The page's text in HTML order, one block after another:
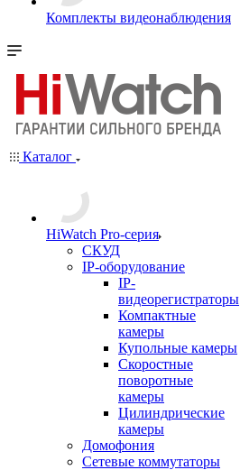
Комплекты видеонаблюдения
Каталог
HiWatch Pro-серия
CКУД
IP-оборудование
IP-
видеорегистраторы
Компактные
камеры
Купольные камеры
Скоростные
поворотные
камеры
Цилиндрические
камеры
Домофония
Сетевые коммутаторы